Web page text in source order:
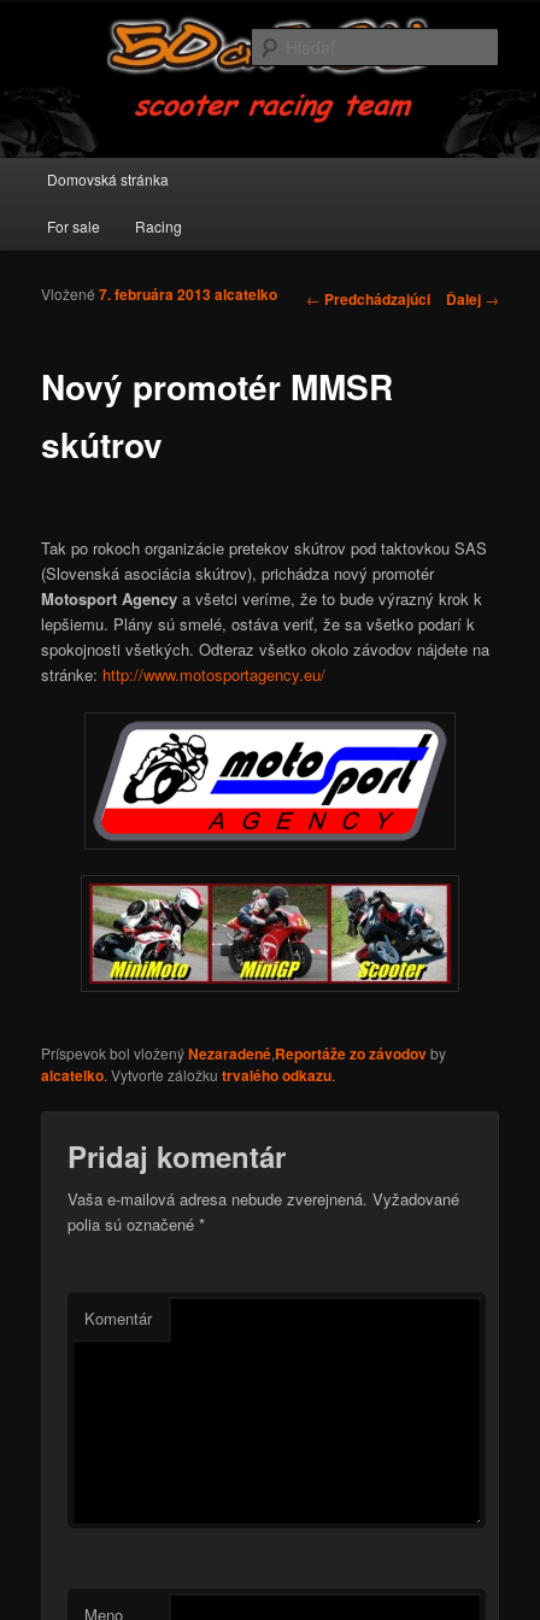
50cm3.eu
scooter racing team
Preskočiť na primárny obsah
Preskočiť na sekundárny obsah
Domovská stránka
For sale Racing
Navigácia v príspevkoch
← Predchádzajúci Ďalej →
Nový promotér MMSR
skútrov
Vložené7. februára 2013alcatelko
Tak po rokoch organizácie pretekov skútrov pod taktovkou SAS
(Slovenská asociácia skútrov), prichádza nový promotér
Motosport Agency a všetci veríme, že to bude výrazný krok k
lepšiemu. Plány sú smelé, ostáva veriť, že sa všetko podarí k
spokojnosti všetkých. Odteraz všetko okolo závodov nájdete na
stránke: http://www.motosportagency.eu/
Príspevok bol vloženýNezaradené,Reportáže zo závodovby
alcatelko. Vytvorte záložkutrvalého odkazu.
Pridaj komentár
Vaša e-mailová adresa nebude zverejnená. Vyžadované
polia sú označené*
Komentár
Meno